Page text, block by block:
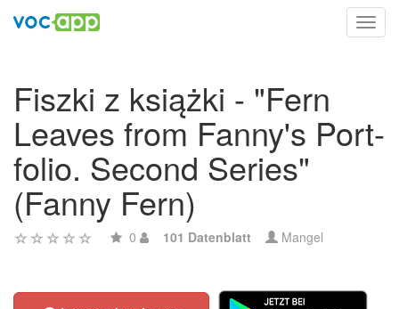
Fiszki z książki - "Fern
Leaves from Fanny's Port-
folio. Second Series"
(Fanny Fern)
0 101 Datenblatt Mangel